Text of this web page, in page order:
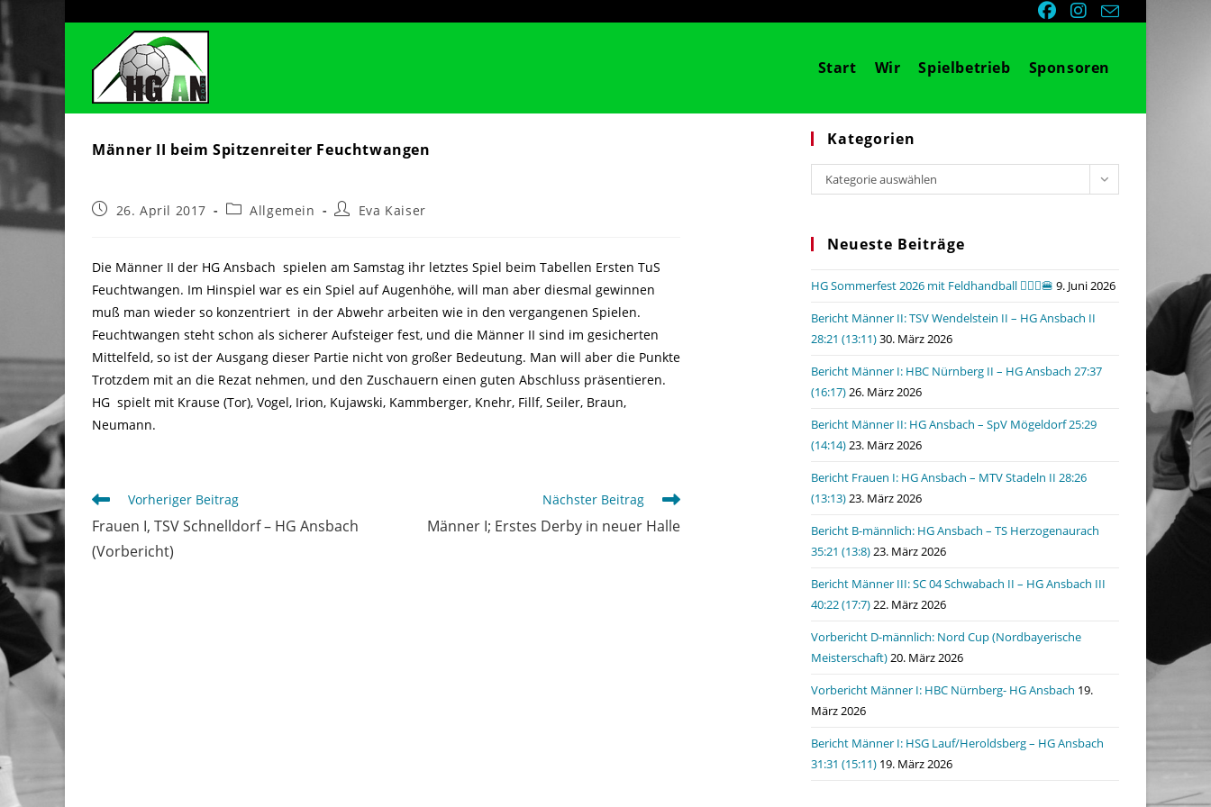
springen
Start Wir Spielbetrieb Sponsoren
Männer II beim Spitzenreiter Feuchtwangen
Beitrag26. April 2017
Beitrags-
Allgemein
Beitrags-
Eva Kaiser
Die Männer II der HG Ansbach spielen am Samstag ihr letztes Spiel beim Tabellen Ersten TuS
Feuchtwangen. Im Hinspiel war es ein Spiel auf Augenhöhe, will man aber diesmal gewinnen
muß man wieder so konzentriert in der Abwehr arbeiten wie in den vergangenen Spielen.
Feuchtwangen steht schon als sicherer Aufsteiger fest, und die Männer II sind im gesicherten
Mittelfeld, so ist der Ausgang dieser Partie nicht von großer Bedeutung. Man will aber die Punkte
Trotzdem mit an die Rezat nehmen, und den Zuschauern einen guten Abschluss präsentieren.
HG spielt mit Krause (Tor), Vogel, Irion, Kujawski, Kammberger, Knehr, Fillf, Seiler, Braun,
Neumann.
Weitere
Artikel
ansehen
Vorheriger Beitrag
Frauen I, TSV Schnelldorf – HG Ansbach
(Vorbericht)
Nächster Beitrag
Männer I; Erstes Derby in neuer Halle
Kategorien
Kategorien
Kategorie auswählen
Neueste Beiträge
HG Sommerfest 2026 mit Feldhandball 🤾🏼‍♂️🍔 9. Juni 2026
Bericht Männer II: TSV Wendelstein II – HG Ansbach II
28:21 (13:11)30. März 2026
Bericht Männer I: HBC Nürnberg II – HG Ansbach 27:37
(16:17)26. März 2026
Bericht Männer II: HG Ansbach – SpV Mögeldorf 25:29
(14:14)23. März 2026
Bericht Frauen I: HG Ansbach – MTV Stadeln II 28:26
(13:13)23. März 2026
Bericht B-männlich: HG Ansbach – TS Herzogenaurach
35:21 (13:8)23. März 2026
Bericht Männer III: SC 04 Schwabach II – HG Ansbach III
40:22 (17:7)22. März 2026
Vorbericht D-männlich: Nord Cup (Nordbayerische
Meisterschaft)20. März 2026
Vorbericht Männer I: HBC Nürnberg- HG Ansbach 19.
März 2026
Bericht Männer I: HSG Lauf/Heroldsberg – HG Ansbach
31:31 (15:11) 19. März 2026